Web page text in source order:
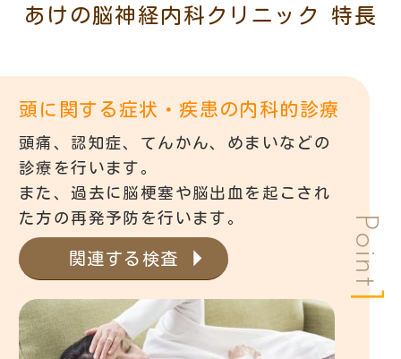
あけの脳神経内科クリニック 特長
Point
1
頭に関する症状・疾患の内科的診療
頭痛、認知症、てんかん、めまいなどの
診療を行います。
また、過去に脳梗塞や脳出血を起こされ
た方の再発予防を行います。
関連する検査